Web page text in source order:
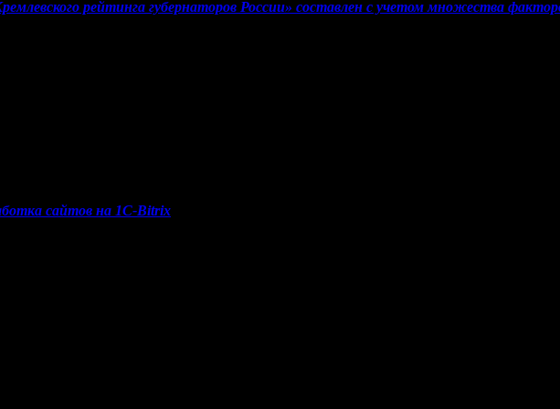
рейтинга губернаторов России» составлен с учетом множества
сайтов на 1С-Bitrix